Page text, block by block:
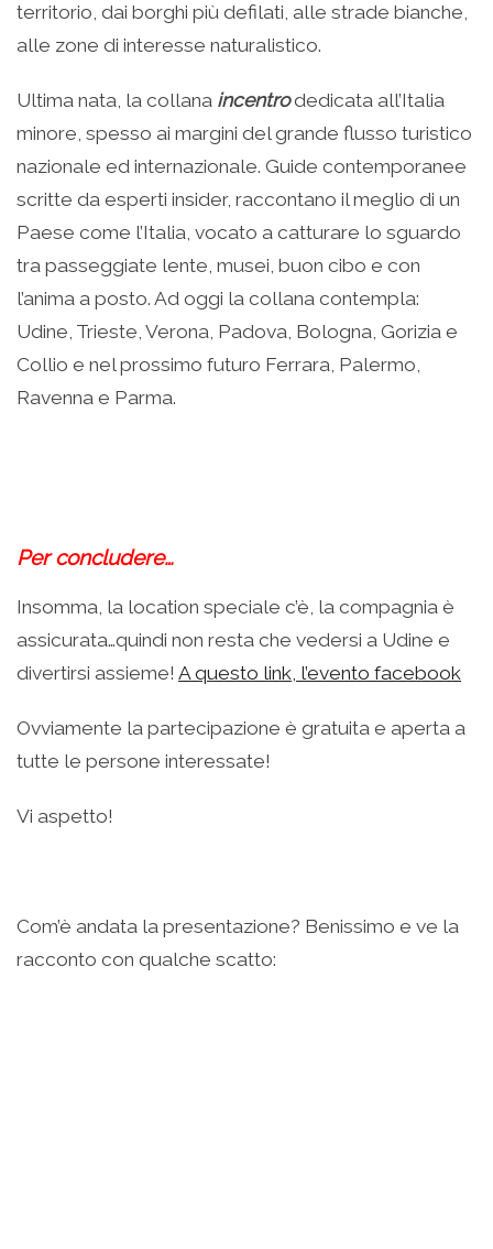
territorio, dai borghi più defilati, alle strade bianche,
alle zone di interesse naturalistico.
Ultima nata, la collana incentro dedicata all’Italia
minore, spesso ai margini del grande flusso turistico
nazionale ed internazionale. Guide contemporanee
scritte da esperti insider, raccontano il meglio di un
Paese come l’Italia, vocato a catturare lo sguardo
tra passeggiate lente, musei, buon cibo e con
l’anima a posto. Ad oggi la collana contempla:
Udine, Trieste, Verona, Padova, Bologna, Gorizia e
Collio e nel prossimo futuro Ferrara, Palermo,
Ravenna e Parma.
Per concludere…
Insomma, la location speciale c’è, la compagnia è
assicurata…quindi non resta che vedersi a Udine e
divertirsi assieme! A questo link, l’evento facebook
Ovviamente la partecipazione è gratuita e aperta a
tutte le persone interessate!
Vi aspetto!
Com’è andata la presentazione? Benissimo e ve la
racconto con qualche scatto: